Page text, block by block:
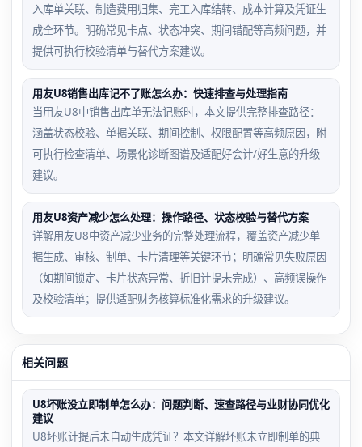
入库单关联、制造费用归集、完工入库结转、成本计算及凭证生
成全环节。明确常见卡点、状态冲突、期间错配等高频问题，并
提供可执行校验清单与替代方案建议。
用友U8销售出库记不了账怎么办：快速排查与处理指南
当用友U8中销售出库单无法记账时，本文提供完整排查路径：
涵盖状态校验、单据关联、期间控制、权限配置等高频原因，附
可执行检查清单、场景化诊断图谱及适配好会计/好生意的升级
建议。
用友U8资产减少怎么处理：操作路径、状态校验与替代方案
详解用友U8中资产减少业务的完整处理流程，覆盖资产减少单
据生成、审核、制单、卡片清理等关键环节；明确常见失败原因
（如期间锁定、卡片状态异常、折旧计提未完成）、高频误操作
及校验清单；提供适配财务核算标准化需求的升级建议。
相关问题
U8坏账没立即制单怎么办：问题判断、速查路径与业财协同优化
建议
U8坏账计提后未自动生成凭证？本文详解坏账未立即制单的典